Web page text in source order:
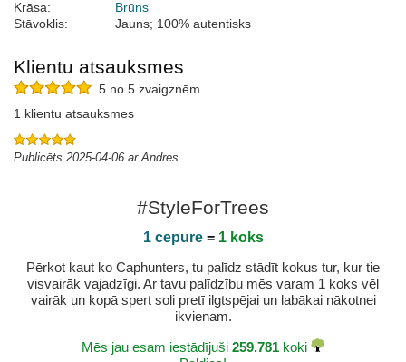
Krāsa:
Brūns
Stāvoklis:
Jauns; 100% autentisks
Klientu atsauksmes
5 no 5 zvaigznēm
1 klientu atsauksmes
Publicēts 2025-04-06 ar Andres
#StyleForTrees
1 cepure= 1 koks
Pērkot kaut ko Caphunters, tu palīdz stādīt kokus tur, kur tie
visvairāk vajadzīgi. Ar tavu palīdzību mēs varam 1 koks vēl
vairāk un kopā spert soli pretī ilgtspējai un labākai nākotnei
ikvienam.
Mēs jau esam iestādījuši 259.781 koki